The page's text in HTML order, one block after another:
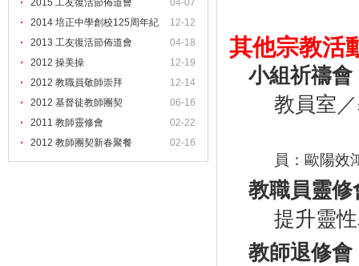
04-07
2015 工友復活節佈道會
12-12
2014 培正中學創校125周年紀
04-18
2013 工友復活節佈道會
12-19
2012 操美操
12-14
2012 教職員敬師崇拜
06-16
2012 基督徒教師團契
02-22
2011 教師靈修會
02-16
2012 教師團契新春聚餐
其他宗教活
小組祈
教員室
員：歐陽效
教職員靈
提升靈
教師退修會